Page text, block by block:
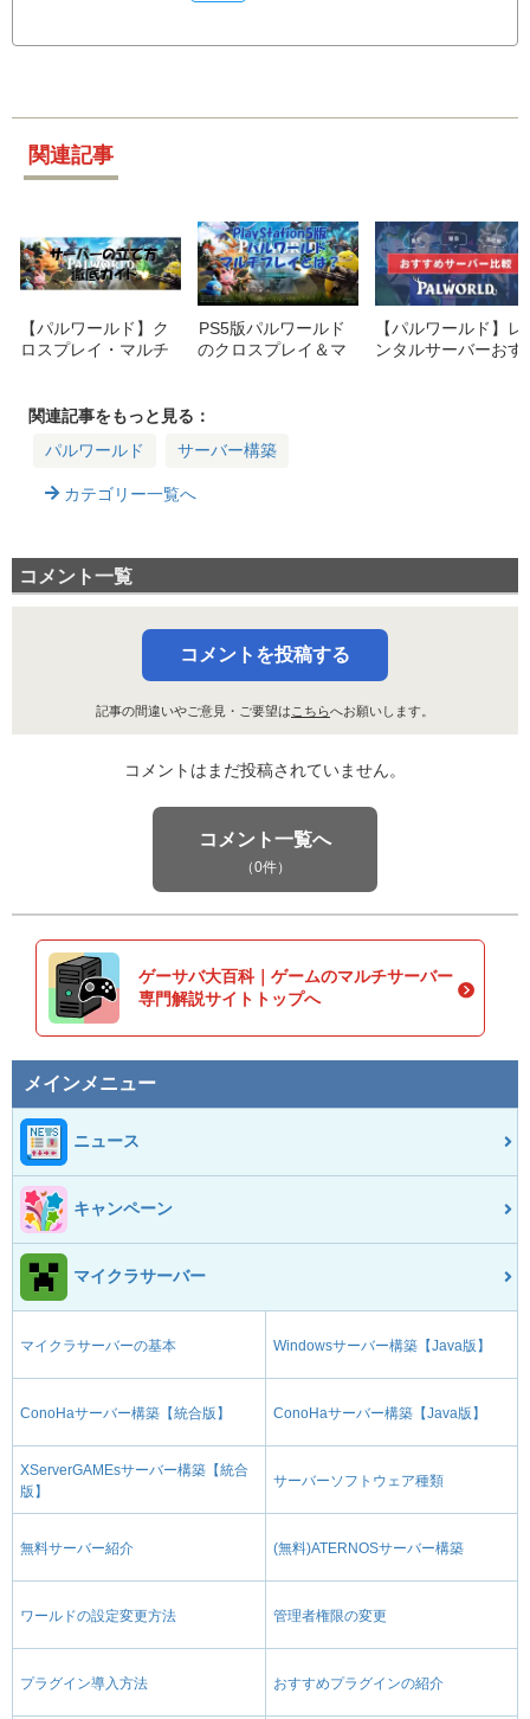
関連記事
【パルワールド】ク
ロスプレイ・マルチ
サーバー構築ガイド
PS5版パルワールド
のクロスプレイ＆マ
【パルワールド】レ
ンタルサーバーおす
関連記事をもっと見る：
パルワールド
サーバー構築
カテゴリー一覧へ
コメント一覧
コメントを投稿する
記事の間違いやご意見・ご要望は こちらへお願いします。
コメントはまだ投稿されていません。
コメント一覧へ
（0件）
ゲーサバ大百科｜ゲームのマルチサーバー
専門解説サイトトップへ
メインメニュー
ニュース
キャンペーン
マイクラサーバー
マイクラサーバーの基本 Windowsサーバー構築【Java版】
ConoHaサーバー構築【統合版】 ConoHaサーバー構築【Java版】
XServerGAMEsサーバー構築【統合
版】
サーバーソフトウェア種類
無料サーバー紹介 (無料)ATERNOSサーバー構築
ワールドの設定変更方法 管理者権限の変更
プラグイン導入方法 おすすめプラグインの紹介